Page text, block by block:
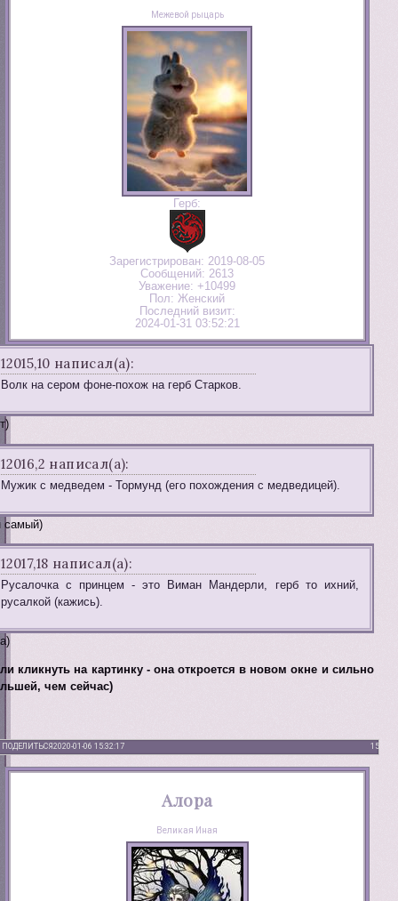
Межевой рыцарь
Герб:
Зарегистрирован: 2019-08-05
Сообщений: 2613
Уважение: +10499
Пол: Женский
Последний визит:
2024-01-31 03:52:21
12015,10 написал(а):
Волк на сером фоне-похож на герб Старков.
12016,2 написал(а):
Мужик с медведем - Тормунд (его похождения с медведицей).
самый)
12017,18 написал(а):
Русалочка с принцем - это Виман Мандерли, герб то ихний,
русалкой (кажись).
кликнуть на картинку - она откроется в новом окне и сильно
чем сейчас)
ПОДЕЛИТЬСЯ 15
2020-01-06 15:32:17
Алора
Великая Иная